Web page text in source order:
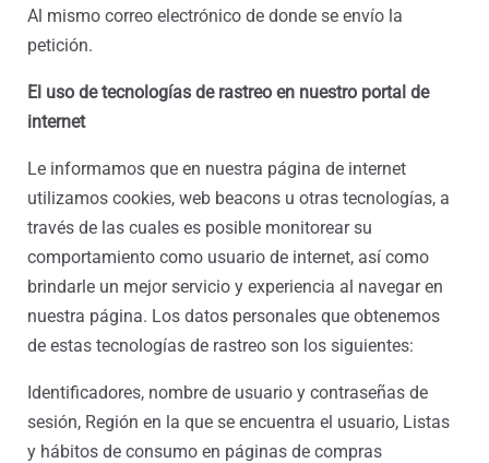
Al mismo correo electrónico de donde se envío la
petición.
El uso de tecnologías de rastreo en nuestro portal de
internet
Le informamos que en nuestra página de internet
utilizamos cookies, web beacons u otras tecnologías, a
través de las cuales es posible monitorear su
comportamiento como usuario de internet, así como
brindarle un mejor servicio y experiencia al navegar en
nuestra página. Los datos personales que obtenemos
de estas tecnologías de rastreo son los siguientes:
Identificadores, nombre de usuario y contraseñas de
sesión, Región en la que se encuentra el usuario, Listas
y hábitos de consumo en páginas de compras